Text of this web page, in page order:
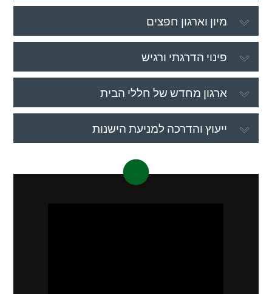
מיון וארגון חפצים
פינוי הדרגתי ורגיש
ארגון מחדש של חללי הבית
ייעוץ והדרכה למניעת הישנות